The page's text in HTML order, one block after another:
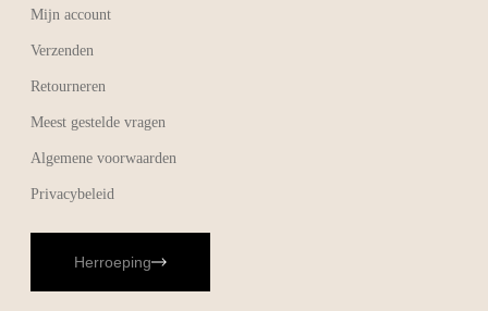
Mijn account
Verzenden
Retourneren
Meest gestelde vragen
Algemene voorwaarden
Privacybeleid
Herroeping